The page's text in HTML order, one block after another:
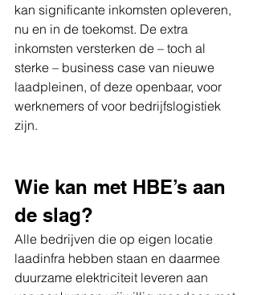
kan significante inkomsten opleveren,
nu en in de toekomst. De extra
inkomsten versterken de – toch al
sterke – business case van nieuwe
laadpleinen, of deze openbaar, voor
werknemers of voor bedrijfslogistiek
zijn.
Wie kan met HBE’s aan
de slag?
Alle bedrijven die op eigen locatie
laadinfra hebben staan en daarmee
duurzame elektriciteit leveren aan